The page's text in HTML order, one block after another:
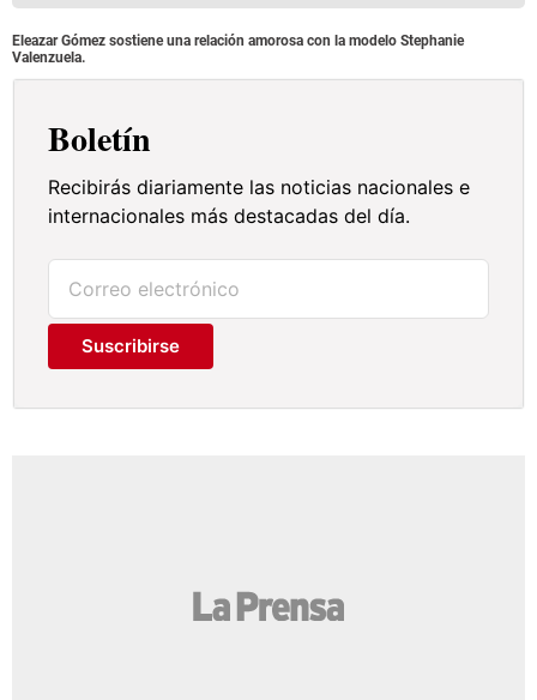
Eleazar Gómez sostiene una relación amorosa con la modelo Stephanie
Valenzuela.
Boletín
Recibirás diariamente las noticias nacionales e
internacionales más destacadas del día.
Suscribirse